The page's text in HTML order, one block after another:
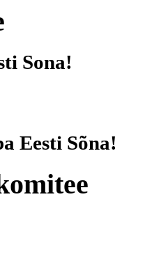
Sona!
Eesti Sõna!